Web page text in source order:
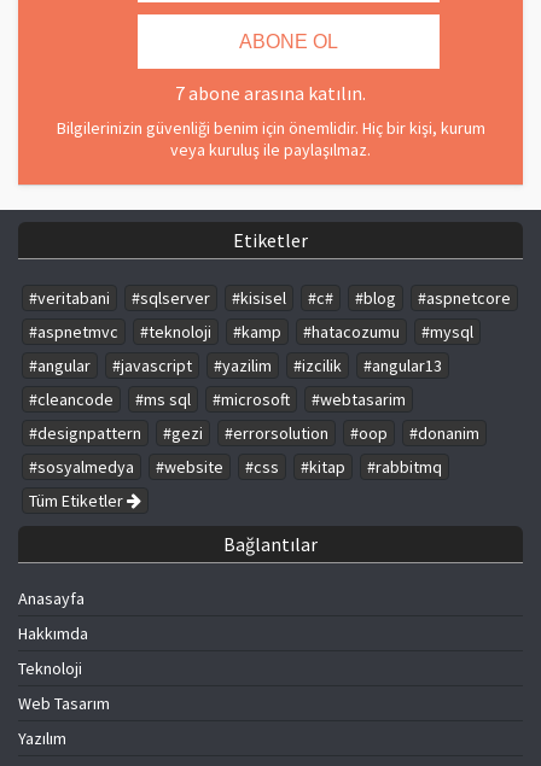
7 abone arasına katılın.
Bilgilerinizin güvenliği benim için önemlidir. Hiç bir kişi, kurum
veya kuruluş ile paylaşılmaz.
Etiketler
#veritabani #sqlserver #kisisel #c# #blog
#aspnetcore
#aspnetmvc
#teknoloji #kamp #hatacozumu
#mysql
#angular
#javascript #yazilim #izcilik
#angular13
#cleancode
#ms sql #microsoft
#webtasarim
#designpattern
#gezi #errorsolution #oop
#donanim
#sosyalmedya
#website #css #kitap
#rabbitmq
Tüm Etiketler
Bağlantılar
Anasayfa
Hakkımda
Teknoloji
Web Tasarım
Yazılım